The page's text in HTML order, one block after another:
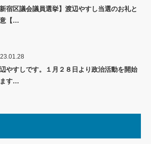
新宿区議会議員選挙】渡辺やすし当選のお礼と
【…
やすしです。１月２８日より政治活動を開始
す…